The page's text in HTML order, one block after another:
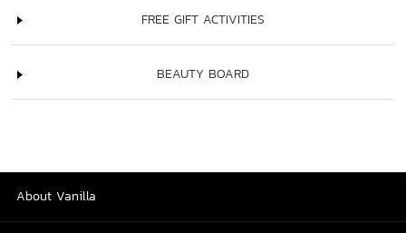
FREE GIFT ACTIVITIES
BEAUTY BOARD
About Vanilla